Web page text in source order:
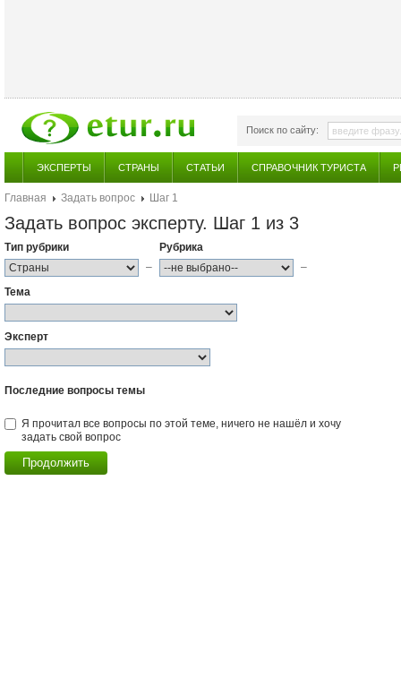
Поиск по сайту:
ЭКСПЕРТЫ СТРАНЫ СТАТЬИ СПРАВОЧНИК ТУРИСТА
Главная Задать вопрос Шаг 1
Задать вопрос эксперту. Шаг 1 из 3
Тип рубрики
–
Рубрика
–
Тема
Эксперт
Последние вопросы темы
Я прочитал все вопросы по этой теме, ничего не нашёл и хочу
задать свой вопрос
Продолжить